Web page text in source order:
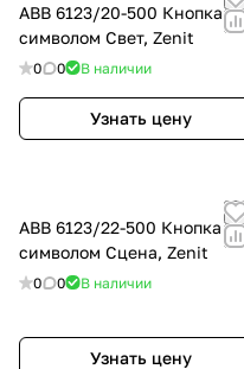
ABB 6123/20-500 Кнопка с
символом Свет, Zenit
0 0 В наличии
Узнать цену
ABB 6123/22-500 Кнопка с
символом Сцена, Zenit
0 0 В наличии
Узнать цену